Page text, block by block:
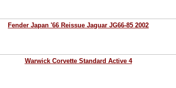
Fender Japan '66 Reissue Jaguar JG66-85 2002
Warwick Corvette Standard Active 4